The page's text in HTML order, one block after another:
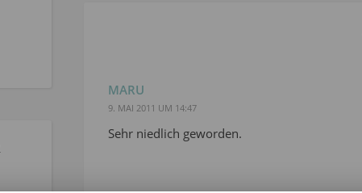
MARU
9. MAI 2011 UM 14:47
Sehr niedlich geworden.